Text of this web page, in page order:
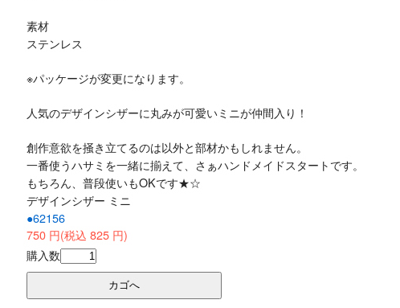
素材
ステンレス
※パッケージが変更になります。
人気のデザインシザーに丸みが可愛いミニが仲間入り！
創作意欲を掻き立てるのは以外と部材かもしれません。
一番使うハサミを一緒に揃えて、さぁハンドメイドスタートです。
もちろん、普段使いもOKです★☆
デザインシザー ミニ
●62156
750 円(税込 825 円)
購入数